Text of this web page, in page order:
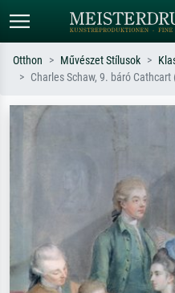
Keressen művész, műcím vagy stílus
Otthon Művészet Stílusok
Charles Schaw, 9. báró